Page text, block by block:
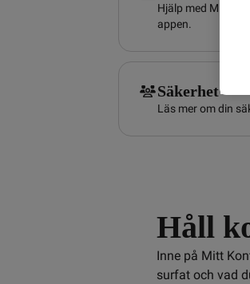
Hjälp med Mitt
appen.
Säkerhet
Läs mer om din
Håll
Inne på Mitt
surfat och vad